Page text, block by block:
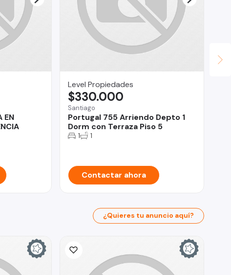
EN
Level Propiedades
Santiago
Portugal 755 Arriendo Depto 1
Dorm con Terraza Piso 5
$330.000
1 1
Contactar ahora
¿Quieres tu anuncio aquí?